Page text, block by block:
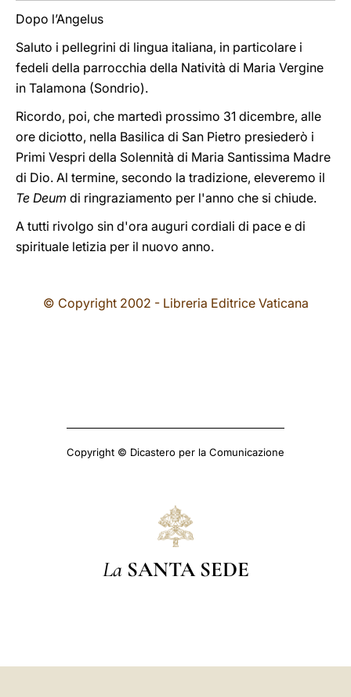
Dopo l’Angelus
Saluto i pellegrini di lingua italiana, in particolare i
fedeli della parrocchia della Natività di Maria Vergine
in Talamona (Sondrio).
Ricordo, poi, che martedì prossimo 31 dicembre, alle
ore diciotto, nella Basilica di San Pietro presiederò i
Primi Vespri della Solennità di Maria Santissima Madre
di Dio. Al termine, secondo la tradizione, eleveremo il
Te Deum di ringraziamento per l'anno che si chiude.
A tutti rivolgo sin d'ora auguri cordiali di pace e di
spirituale letizia per il nuovo anno.
© Copyright 2002 - Libreria Editrice Vaticana
Copyright © Dicastero per la Comunicazione
La SANTA SEDE